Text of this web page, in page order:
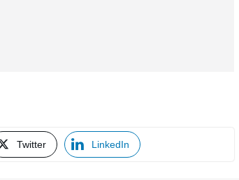
Twitter LinkedIn